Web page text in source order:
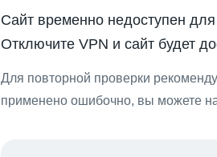
Сайт временно недоступен
Отключите VPN и сайт будет
Для повторной проверки
применено ошибочно, вы можете